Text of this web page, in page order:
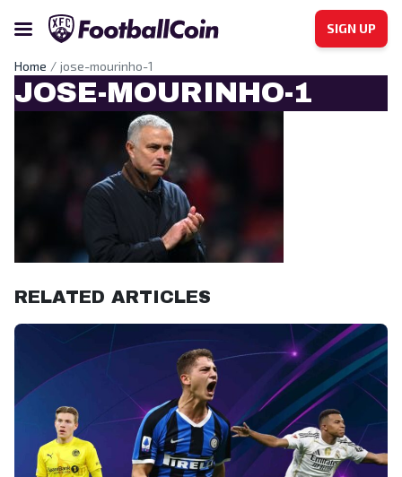
SIGN UP
Home jose-mourinho-1
JOSE-MOURINHO-1
RELATED ARTICLES